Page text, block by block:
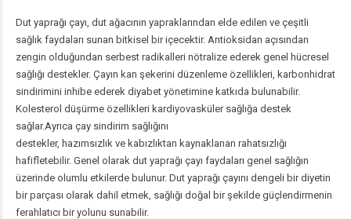
Dut yaprağı çayı, dut ağacının yapraklarından elde edilen ve çeşitli
sağlık faydaları sunan bitkisel bir içecektir. Antioksidan açısından
zengin olduğundan serbest radikalleri nötralize ederek genel hücresel
sağlığı destekler. Çayın kan şekerini düzenleme özellikleri, karbonhidrat
sindirimini inhibe ederek diyabet yönetimine katkıda bulunabilir.
Kolesterol düşürme özellikleri kardiyovasküler sağlığa destek
sağlar.Ayrıca çay sindirim sağlığını
destekler, hazımsızlık ve kabızlıktan kaynaklanan rahatsızlığı
hafifletebilir. Genel olarak dut yaprağı çayı faydaları genel sağlığın
üzerinde olumlu etkilerde bulunur. Dut yaprağı çayını dengeli bir diyetin
bir parçası olarak dahil etmek, sağlığı doğal bir şekilde güçlendirmenin
ferahlatıcı bir yolunu sunabilir.